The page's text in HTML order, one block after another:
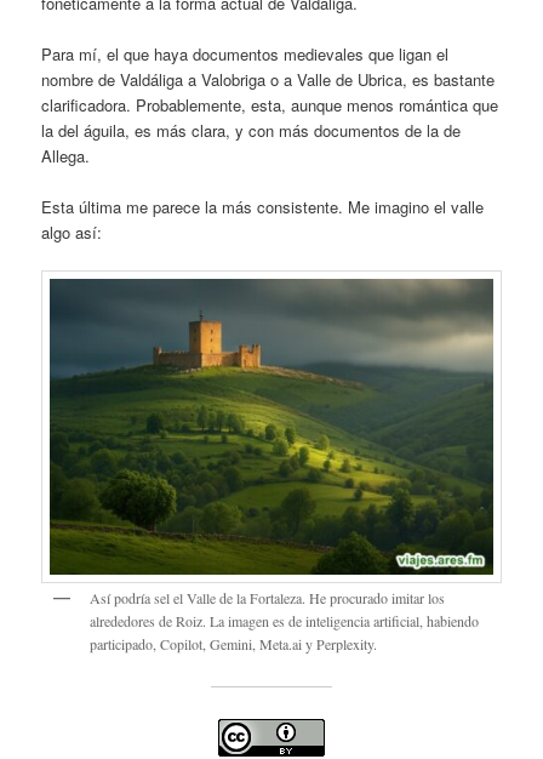
Para mí, el que haya documentos medievales que ligan el
nombre de Valdáliga a Valobriga o a Valle de Ubrica, es bastante
clarificadora. Probablemente, esta, aunque menos romántica que
la del águila, es más clara, y con más documentos de la de
Allega.
Esta última me parece la más consistente. Me imagino el valle
algo así:
Así podría sel el Valle de la Fortaleza. He procurado imitar los
alrededores de Roiz. La imagen es de inteligencia artificial, habiendo
participado, Copilot, Gemini, Meta.ai y Perplexity.